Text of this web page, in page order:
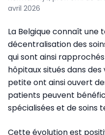
avril 2026
La Belgique connaît une
décentralisation des
qui sont ainsi
hôpitaux situés dans
petite ont ainsi ouvert
patients peuvent
spécialisées et de soins
Cette évolution est